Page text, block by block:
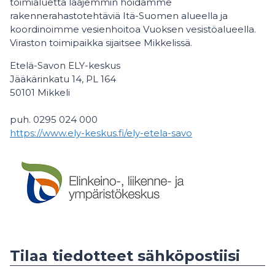
rakennerahastotehtäviä Itä-Suomen alueella ja
koordinoimme vesienhoitoa Vuoksen vesistöalueella.
Viraston toimipaikka sijaitsee Mikkelissä.
Etelä-Savon ELY-keskus
Jääkärinkatu 14, PL 164
50101 Mikkeli
puh. 0295 024 000
https://www.ely-keskus.fi/ely-etela-savo
Tilaa tiedotteet sähköpostiisi